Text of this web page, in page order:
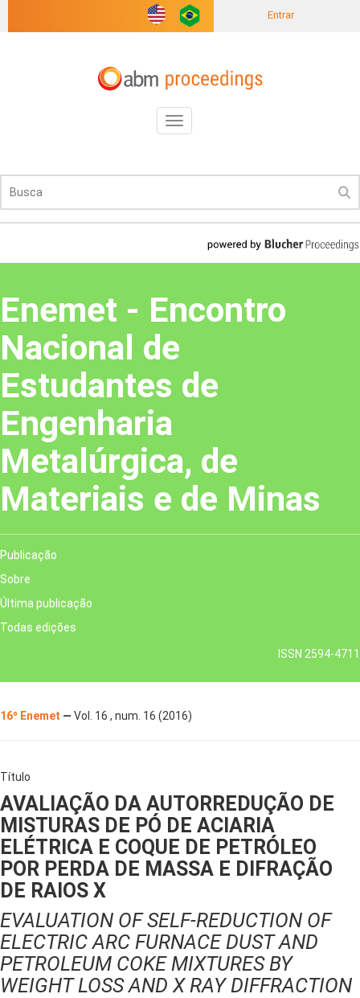
Entrar
Toggle
navigation
Enemet - Encontro
Nacional de
Estudantes de
Engenharia
Metalúrgica, de
Materiais e de Minas
Publicação
Sobre
Última publicação
Todas edições
ISSN 2594-4711
16º Enemet — Vol. 16 , num. 16 (2016)
Título
AVALIAÇÃO DA AUTORREDUÇÃO DE
MISTURAS DE PÓ DE ACIARIA
ELÉTRICA E COQUE DE PETRÓLEO
POR PERDA DE MASSA E DIFRAÇÃO
DE RAIOS X
EVALUATION OF SELF-REDUCTION OF
ELECTRIC ARC FURNACE DUST AND
PETROLEUM COKE MIXTURES BY
WEIGHT LOSS AND X RAY DIFFRACTION